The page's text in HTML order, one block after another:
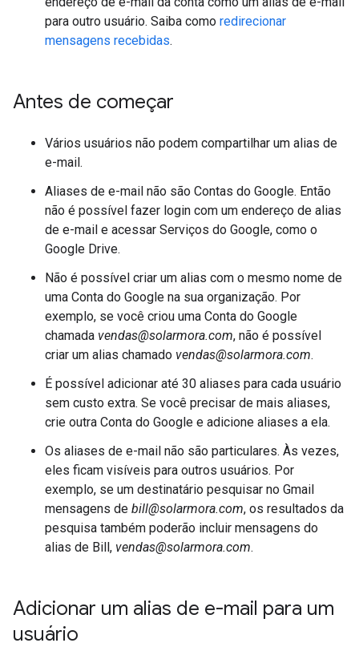
para outro usuário. Saiba como redirecionar
mensagens recebidas.
Antes de começar
Vários usuários não podem compartilhar um alias de
e-mail.
Aliases de e-mail não são Contas do Google. Então
não é possível fazer login com um endereço de alias
de e-mail e acessar Serviços do Google, como o
Google Drive.
Não é possível criar um alias com o mesmo nome de
uma Conta do Google na sua organização. Por
exemplo, se você criou uma Conta do Google
chamada vendas@solarmora.com, não é possível
criar um alias chamado vendas@solarmora.com.
É possível adicionar até 30 aliases para cada usuário
sem custo extra. Se você precisar de mais aliases,
crie outra Conta do Google e adicione aliases a ela.
Os aliases de e-mail não são particulares. Às vezes,
eles ficam visíveis para outros usuários. Por
exemplo, se um destinatário pesquisar no Gmail
mensagens de bill@solarmora.com, os resultados da
pesquisa também poderão incluir mensagens do
alias de Bill, vendas@solarmora.com.
Adicionar um alias de e-mail para um
usuário